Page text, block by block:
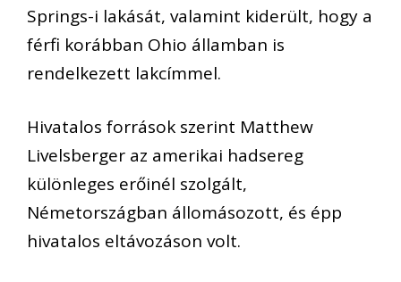
Springs-i lakását, valamint kiderült, hogy a
férfi korábban Ohio államban is
rendelkezett lakcímmel.
Hivatalos források szerint Matthew
Livelsberger az amerikai hadsereg
különleges erőinél szolgált,
Németországban állomásozott, és épp
hivatalos eltávozáson volt.